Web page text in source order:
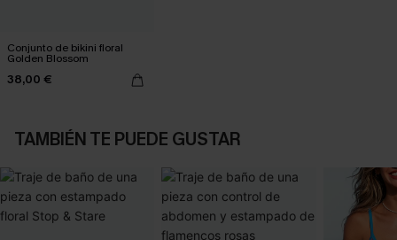
Conjunto de bikini floral
Golden Blossom
38,00 €
TAMBIÉN TE PUEDE GUSTAR